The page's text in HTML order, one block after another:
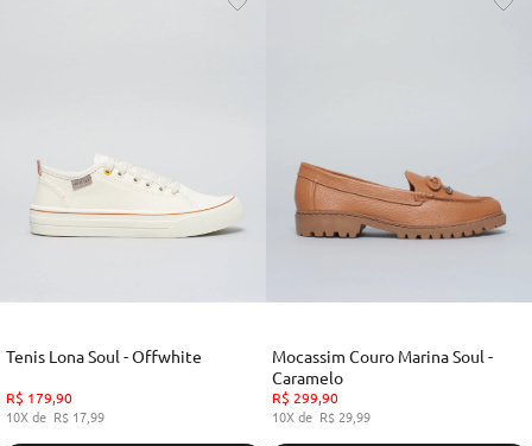
Tenis Lona Soul - Offwhite
R$ 179,90
10
R$ 17,99
Mocassim Couro Marina Soul -
Caramelo
R$ 299,90
10
R$ 29,99